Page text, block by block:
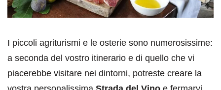
I piccoli agriturismi e le osterie sono numerosissime:
a seconda del vostro itinerario e di quello che vi
piacerebbe visitare nei dintorni, potreste creare la